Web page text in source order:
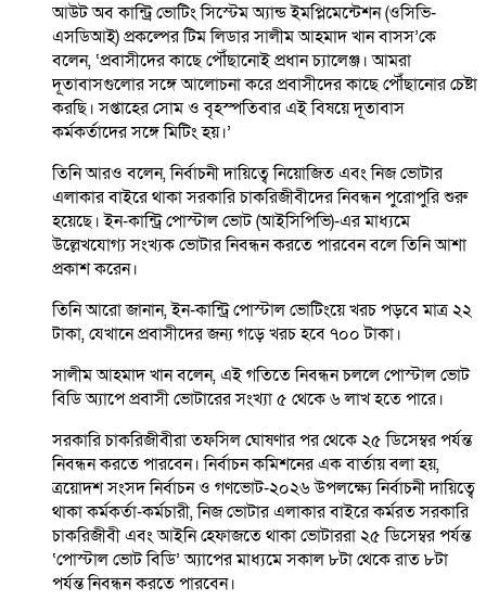
আউট অব কান্ট্রি ভোটিং সিস্টেম অ্যান্ড ইমপ্লিমেন্টেশন (ওসিভি-
এসডিআই) প্রকল্পের টিম লিডার সালীম আহমাদ খান বাসস’কে
বলেন, ‘প্রবাসীদের কাছে পৌঁছানোই প্রধান চ্যালেঞ্জ। আমরা
দূতাবাসগুলোর সঙ্গে আলোচনা করে প্রবাসীদের কাছে পৌঁছানোর চেষ্টা
করছি। সপ্তাহের সোম ও বৃহস্পতিবার এই বিষয়ে দূতাবাস
কর্মকর্তাদের সঙ্গে মিটিং হয়।’
তিনি আরও বলেন, নির্বাচনী দায়িত্বে নিয়োজিত এবং নিজ ভোটার
এলাকার বাইরে থাকা সরকারি চাকরিজীবীদের নিবন্ধন পুরোপুরি শুরু
হয়েছে। ইন-কান্ট্রি পোস্টাল ভোট (আইসিপিভি)-এর মাধ্যমে
উল্লেখযোগ্য সংখ্যক ভোটার নিবন্ধন করতে পারবেন বলে তিনি আশা
প্রকাশ করেন।
তিনি আরো জানান, ইন-কান্ট্রি পোস্টাল ভোটিংয়ে খরচ পড়বে মাত্র ২২
টাকা, যেখানে প্রবাসীদের জন্য গড়ে খরচ হবে ৭০০ টাকা।
সালীম আহমাদ খান বলেন, এই গতিতে নিবন্ধন চললে পোস্টাল ভোট
বিডি অ্যাপে প্রবাসী ভোটারের সংখ্যা ৫ থেকে ৬ লাখ হতে পারে।
সরকারি চাকরিজীবীরা তফসিল ঘোষণার পর থেকে ২৫ ডিসেম্বর পর্যন্ত
নিবন্ধন করতে পারবেন। নির্বাচন কমিশনের এক বার্তায় বলা হয়,
ত্রয়োদশ সংসদ নির্বাচন ও গণভোট-২০২৬ উপলক্ষ্যে নির্বাচনী দায়িত্বে
থাকা কর্মকর্তা-কর্মচারী, নিজ ভোটার এলাকার বাইরে কর্মরত সরকারি
চাকরিজীবী এবং আইনি হেফাজতে থাকা ভোটাররা ২৫ ডিসেম্বর পর্যন্ত
‘পোস্টাল ভোট বিডি’ অ্যাপের মাধ্যমে সকাল ৮টা থেকে রাত ৮টা
পর্যন্ত নিবন্ধন করতে পারবেন।